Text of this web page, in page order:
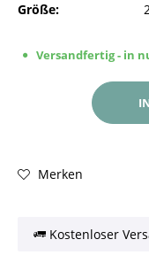
Größe:
Versandfertig - in
Merken
Kostenloser